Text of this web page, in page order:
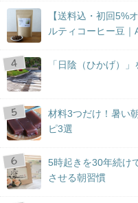
【送料込・初回5%
ルティコーヒー豆｜
「日陰（ひかげ）
材料3つだけ！暑い
ピ3選
5時起きを30年続け
させる朝習慣